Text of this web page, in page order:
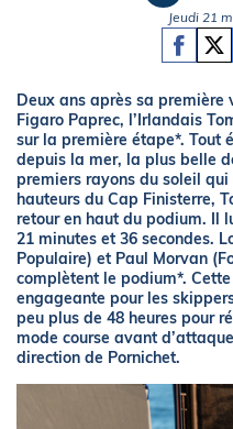
Jeudi 21
Deux ans après sa
Figaro Paprec, l’Irlandais
sur la première étape*. Tout
depuis la mer, la plus belle
premiers rayons du soleil
hauteurs du Cap Finisterre,
retour en haut du podium. Il
21 minutes et 36 secondes.
Populaire) et Paul Morvan
complètent le podium*.
engageante pour les
peu plus de 48 heures pour
mode course avant
direction de Pornichet.